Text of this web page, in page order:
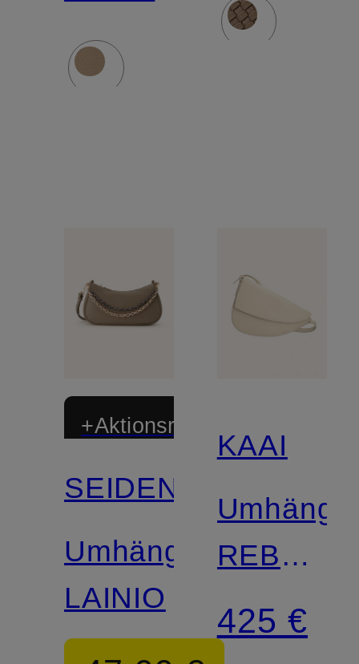
mit
+Aktionsrabatt
SEIDENFELT
Umhängetasche
LAINIO
KAAI
REBEL
425 €